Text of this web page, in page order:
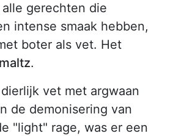
gerechten die
intense smaak hebben,
boter als vet. Het
.
vet met argwaan
de demonisering van
"light" rage, was er een